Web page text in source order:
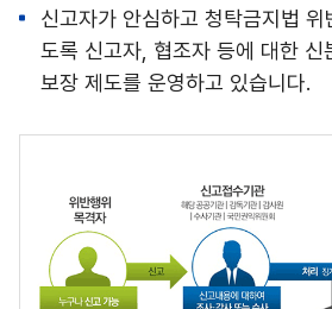
신고자가 안심하고 청탁금지법
도록 신고자, 협조자 등에 대한 신
보장 제도를 운영하고 있습니다.